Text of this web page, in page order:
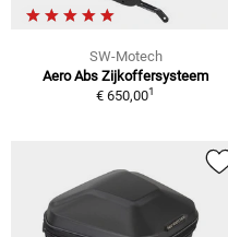
SW-Motech
Aero Abs Zijkoffersysteem
€ 650,001